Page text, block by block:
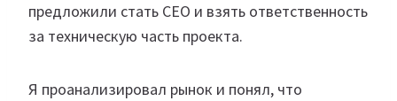
предложили стать CEO и взять ответственность
за техническую часть проекта.
Я проанализировал рынок и понял, что